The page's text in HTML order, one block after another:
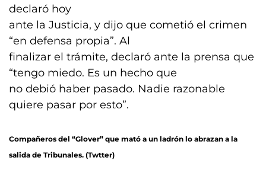
declaró hoy
ante la Justicia, y dijo que cometió el crimen
“en defensa propia”. Al
finalizar el trámite, declaró ante la prensa que
“tengo miedo. Es un hecho que
no debió haber pasado. Nadie razonable
quiere pasar por esto”.
Compañeros del “Glover” que mató a un ladrón lo abrazan a la
salida de Tribunales. (Twtter)